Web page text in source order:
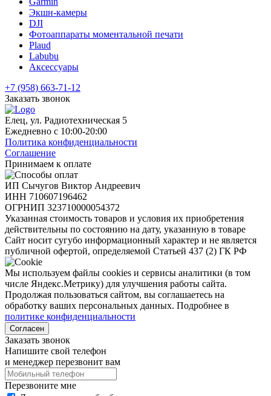
Экшн-камеры
DJI
Фотоаппараты моментальной печати
Plaud
Labubu
Аксессуары
+7 (958) 663-71-12
Заказать звонок
Елец, ул. Радиотехническая 5
Ежедневно с 10:00-20:00
Политика конфиденциальности
Соглашение
Принимаем к оплате
ИП Сычугов Виктор Андреевич
ИНН 710607196462
ОГРНИП 323710000054372
Указанная стоимость товаров и условия их приобретения
действительны по состоянию на дату, указанную в товаре
Сайт носит сугубо информационный характер и не является
публичной офертой, определяемой Статьей 437 (2) ГК РФ
Мы используем файлы cookies и сервисы аналитики (в том
числе Яндекс.Метрику) для улучшения работы сайта.
Продолжая пользоваться сайтом, вы соглашаетесь на
обработку ваших персональных данных. Подробнее в
политике конфиденциальности
Согласен
Заказать звонок
Напишите свой телефон
и менеджер перезвонит вам
Перезвоните мне